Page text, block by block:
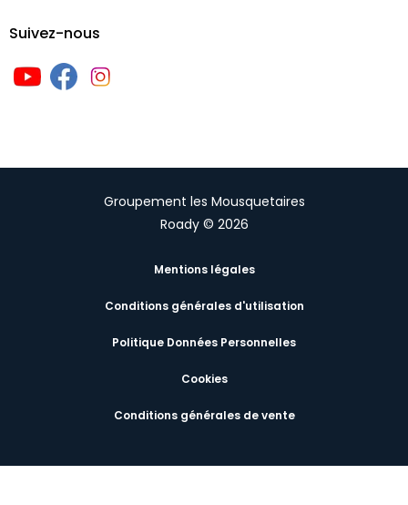
Suivez-nous
Groupement les Mousquetaires
Roady © 2026
Mentions légales
Conditions générales d'utilisation
Politique Données Personnelles
Cookies
Conditions générales de vente